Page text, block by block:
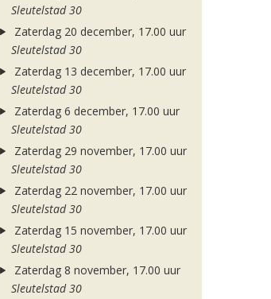
Sleutelstad 30
Zaterdag 20 december, 17.00 uur
Sleutelstad 30
Zaterdag 13 december, 17.00 uur
Sleutelstad 30
Zaterdag 6 december, 17.00 uur
Sleutelstad 30
Zaterdag 29 november, 17.00 uur
Sleutelstad 30
Zaterdag 22 november, 17.00 uur
Sleutelstad 30
Zaterdag 15 november, 17.00 uur
Sleutelstad 30
Zaterdag 8 november, 17.00 uur
Sleutelstad 30